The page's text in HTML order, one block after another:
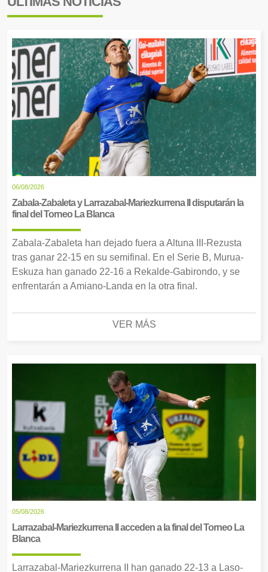
06/08/2026
Zabala-Zabaleta y Larrazabal-Mariezkurrena II disputarán la
final del Torneo La Blanca
Zabala-Zabaleta han dejado fuera a Altuna III-Rezusta
tras ganar 22-15 en su semifinal. En el Serie B, Murua-
Eskuza han ganado 22-16 a Rekalde-Gabirondo, y se
enfrentarán a Amiano-Landa en la otra final.
VER MÁS
05/08/2026
Larrazabal-Mariezkurrena II acceden a la final del Torneo La
Blanca
Larrazabal-Mariezkurrena II han ganado 22-13 a Laso-